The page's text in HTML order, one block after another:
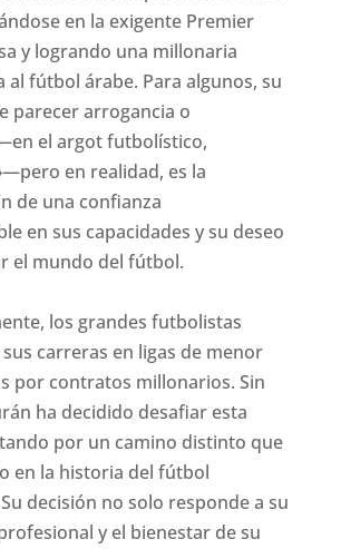
en la exigente Premier
y logrando una millonaria
al fútbol árabe. Para algunos, su
parecer arrogancia o
el argot futbolístico,
en realidad, es la
de una confianza
en sus capacidades y su deseo
el mundo del fútbol.
los grandes futbolistas
carreras en ligas de menor
por contratos millonarios. Sin
ha decidido desafiar esta
por un camino distinto que
en la historia del fútbol
decisión no solo responde a su
y el bienestar de su